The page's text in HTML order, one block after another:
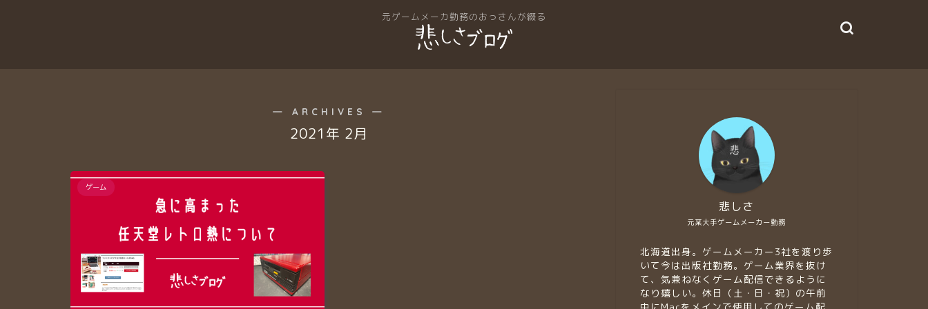
― ARCHIVES ―
2021年 2月
ゲーム
元某大手ゲームメーカー勤務
悲しさ
北海道出身。ゲームメーカー3社を渡り歩
いて今は出版社勤務。ゲーム業界を抜け
て、気兼ねなくゲーム配信できるように
なり嬉しい。休日（土・日・祝）の午前
中にMacをメインで使用してのゲーム配